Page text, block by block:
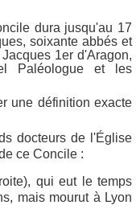
dura jusqu'au 17
soixante abbés et
1er d'Aragon,
Paléologue et les
une définition exacte
docteurs de l'Église
ce Concile :
qui eut le temps
mais mourut à Lyon